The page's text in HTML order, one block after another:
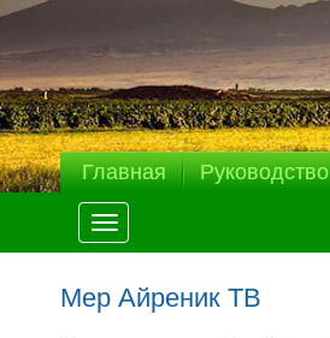
Главная Руководство
Меню
Мер Айреник ТВ